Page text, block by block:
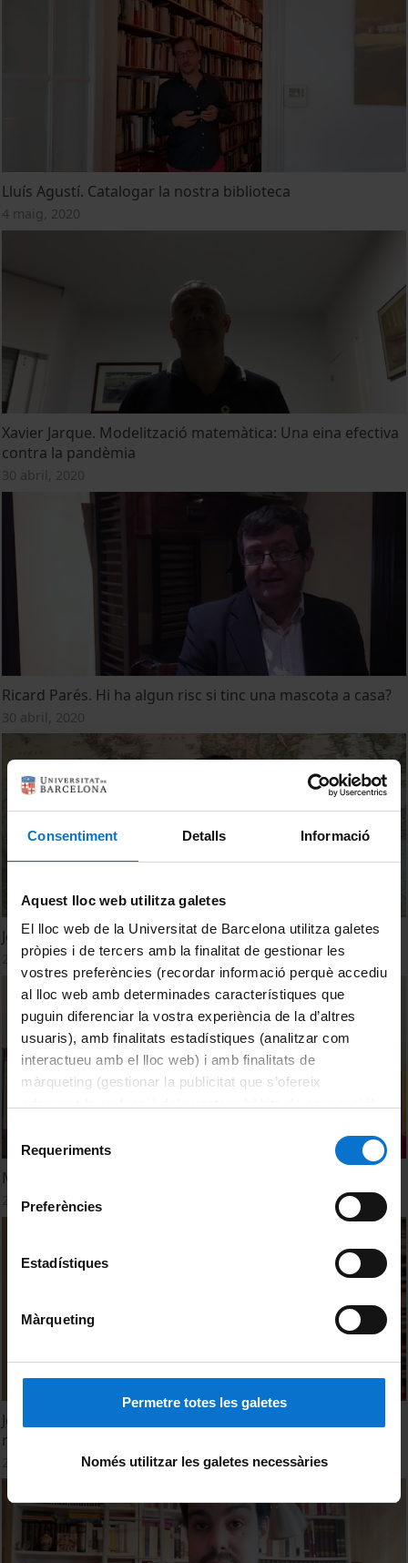
Consentiment Detalls Informació
Aquest lloc web utilitza galetes
El lloc web de la Universitat de Barcelona utilitza galetes
pròpies i de tercers amb la finalitat de gestionar les
vostres preferències (recordar informació perquè accediu
al lloc web amb determinades característiques que
puguin diferenciar la vostra experiència de la d’altres
usuaris), amb finalitats estadístiques (analitzar com
interactueu amb el lloc web) i amb finalitats de
màrqueting (gestionar la publicitat que s’ofereix
consultar laPolítica de galetes del lloc web de la
Selecció
consentiment
Requeriments
Preferències
Estadístiques
Màrqueting
Permetre totes les galetes
Només utilitzar les galetes necessàries
Lluís Agustí. Catalogar la nostra biblioteca
4 maig, 2020
Xavier Jarque. Modelització matemàtica: Una eina efectiva
contra la pandèmia
30 abril, 2020
Ricard Parés. Hi ha algun risc si tinc una mascota a casa?
30 abril, 2020
Joan G. Burguera. Crisi i Comunicació
29 abril, 2020
Maria Soler. Les lliçons de la Història
29 abril, 2020
Joseba Achotegui. La pandemia del Covid-19 desmiente el
racismo
28 abril, 2020